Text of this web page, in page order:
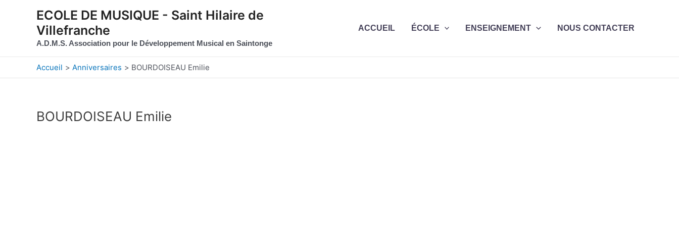
ECOLE DE MUSIQUE - Saint Hilaire de
Villefranche
A.D.M.S. Association pour le Développement Musical en Saintonge
ACCUEIL ÉCOLE ENSEIGNEMENT NOUS CONTACTER
Accueil Anniversaires BOURDOISEAU Emilie
BOURDOISEAU Emilie